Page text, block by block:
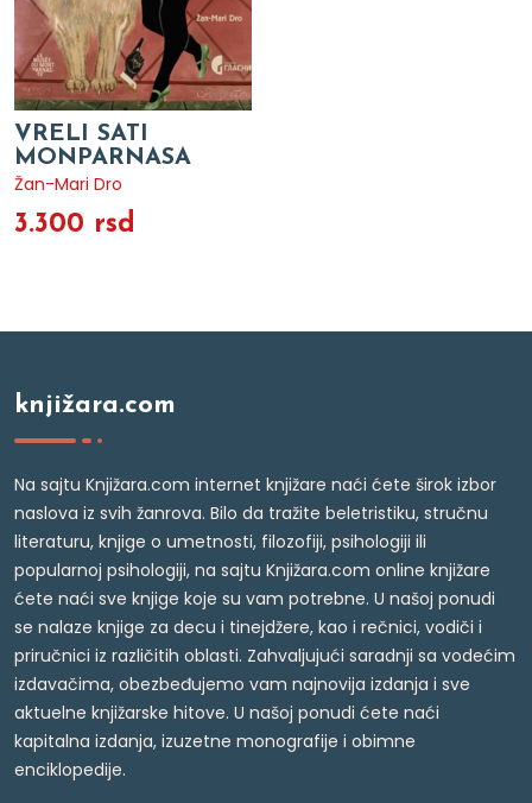
VRELI SATI
MONPARNASA
Žan-Mari Dro
3.300 rsd
knjižara.com
Na sajtu Knjižara.com internet knjižare naći ćete širok izbor
naslova iz svih žanrova. Bilo da tražite beletristiku, stručnu
literaturu, knjige o umetnosti, filozofiji, psihologiji ili
popularnoj psihologiji, na sajtu Knjižara.com online knjižare
ćete naći sve knjige koje su vam potrebne. U našoj ponudi
se nalaze knjige za decu i tinejdžere, kao i rečnici, vodiči i
priručnici iz različitih oblasti. Zahvaljujući saradnji sa vodećim
izdavačima, obezbeđujemo vam najnovija izdanja i sve
aktuelne knjižarske hitove. U našoj ponudi ćete naći
kapitalna izdanja, izuzetne monografije i obimne
enciklopedije.